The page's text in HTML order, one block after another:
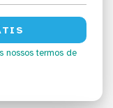
nossos termos de